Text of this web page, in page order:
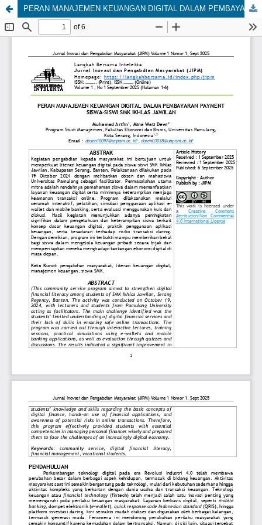
PERAN MANAJEMEN KEUANGAN DIGITAL DALAM PEMBAYARAN PAYMENT SISWA-SISWI SMK IKHLAS JAWILAN